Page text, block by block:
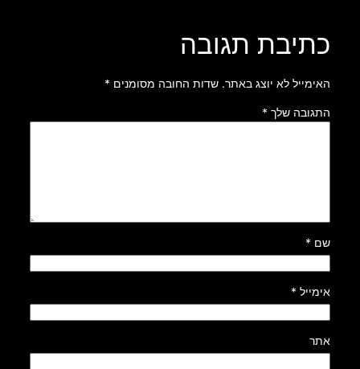
כתיבת תגובה
האימייל לא יוצג באתר. שדות החובה מסומנים *
התגובה שלך *
שם *
אימייל *
אתר